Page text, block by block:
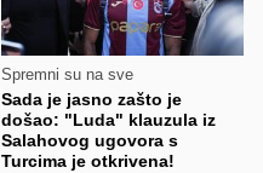
Spremni su na sve
Sada je jasno zašto je
došao: "Luda" klauzula iz
Salahovog ugovora s
Turcima je otkrivena!